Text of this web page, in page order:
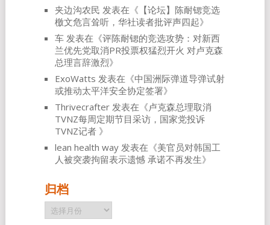
夹边沟农民 发表在《 【论坛】陈耐锶竞选
檄文危言耸听，华社读者批评声四起》
车发表在《评陈耐锶的竞选攻势：对新西
兰优先党取消PR投票权猛烈开火 对卢克森
总理言辞激烈》
ExoWatts 发表在《中国洲际弹道导弹试射
或推动太平洋安全协定签署》
Thrivecrafter发表在《卢克森总理取消
TVNZ每周定期节目采访，国家党投诉
TVNZ记者 》
lean health way发表在《美官员对韩国工
人被突袭拘留表示遗憾 承诺不再发生》
归档
归
档